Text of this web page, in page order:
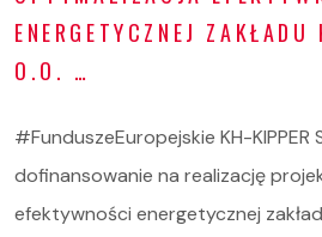
ENERGETYCZNEJ
O.O. …
#FunduszeEuropejskie KH-KIPPER
dofinansowanie na realizację
efektywności energetycznej